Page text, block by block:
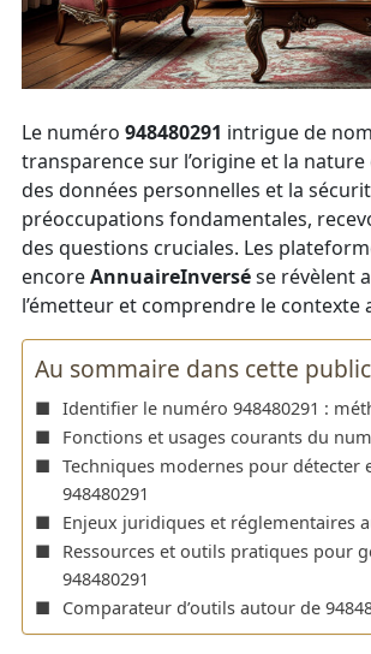
Le numéro 948480291 intrigue de
transparence sur l’origine et la
des données personnelles et la
préoccupations fondamentales,
des questions cruciales. Les
encoreAnnuaireInversése révèlent
l’émetteur et comprendre le contexte
Au sommaire dans cette
Identifier le numéro 948480291 :
Fonctions et usages courants du
Techniques modernes pour
948480291
Enjeux juridiques et réglementaires
Ressources et outils pratiques pour
948480291
Comparateur d’outils autour de